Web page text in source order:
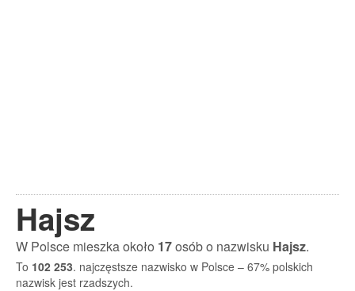
Hajsz
W Polsce mieszka około 17osób o nazwisku Hajsz.
To 102 253. najczęstsze nazwisko w Polsce – 67% polskich
nazwisk jest rzadszych.